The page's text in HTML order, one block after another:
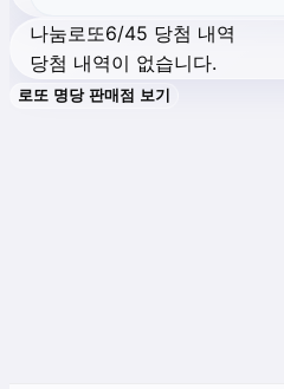
나눔로또6/45 당첨 내역
당첨 내역이 없습니다.
로또 명당 판매점 보기